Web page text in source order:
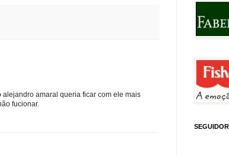
amaral queria ficar com ele mais
fucionar.